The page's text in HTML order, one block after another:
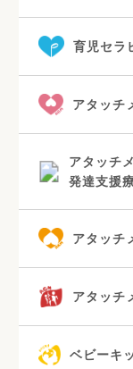
育児セラ
アタッチ
アタッチ
発達支援
アタッチ
アタッチ
ベビーキ